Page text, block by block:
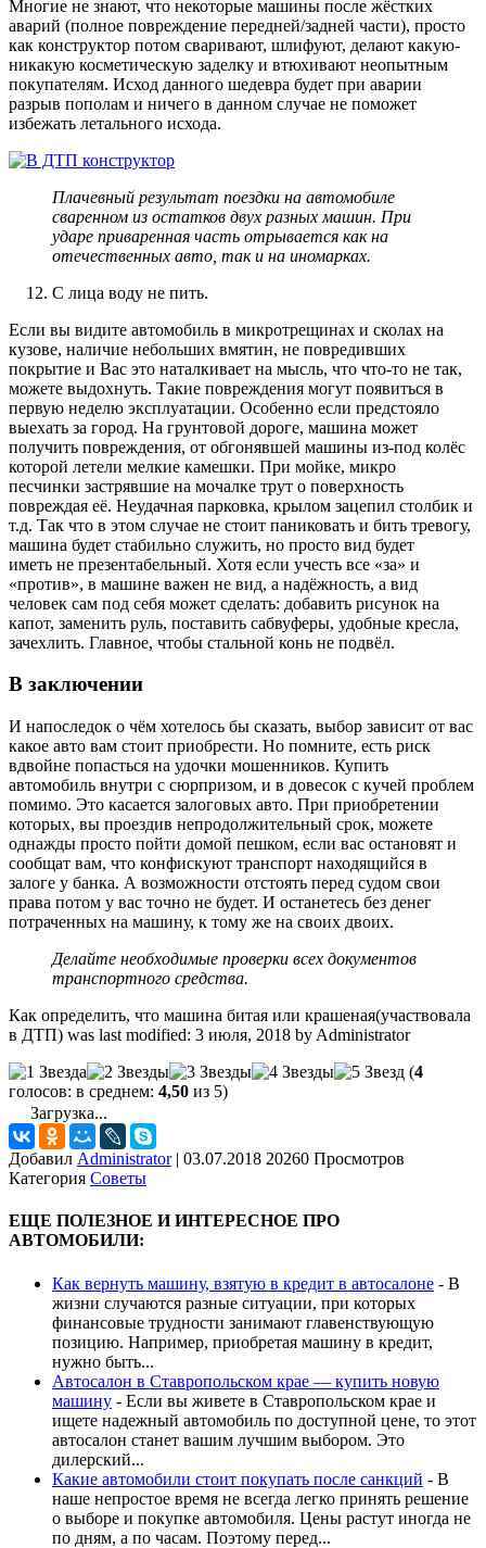
Многие не знают, что некоторые машины после жёстких
аварий (полное повреждение передней/задней части), просто
как конструктор потом сваривают, шлифуют, делают какую-
никакую косметическую заделку и втюхивают неопытным
покупателям. Исход данного шедевра будет при аварии
разрыв пополам и ничего в данном случае не поможет
избежать летального исхода.
Плачевный результат поездки на автомобиле
сваренном из остатков двух разных машин. При
ударе приваренная часть отрывается как на
отечественных авто, так и на иномарках.
С лица воду не пить.
Если вы видите автомобиль в микротрещинах и сколах на
кузове, наличие небольших вмятин, не повредивших
покрытие и Вас это наталкивает на мысль, что что-то не так,
можете выдохнуть. Такие повреждения могут появиться в
первую неделю эксплуатации. Особенно если предстояло
выехать за город. На грунтовой дороге, машина может
получить повреждения, от обгонявшей машины из-под колёс
которой летели мелкие камешки. При мойке, микро
песчинки застрявшие на мочалке трут о поверхность
повреждая её. Неудачная парковка, крылом зацепил столбик и
т.д. Так что в этом случае не стоит паниковать и бить тревогу,
машина будет стабильно служить, но просто вид будет
иметь не презентабельный. Хотя если учесть все «за» и
«против», в машине важен не вид, а надёжность, а вид
человек сам под себя может сделать: добавить рисунок на
капот, заменить руль, поставить сабвуферы, удобные кресла,
зачехлить. Главное, чтобы стальной конь не подвёл.
В заключении
И напоследок о чём хотелось бы сказать, выбор зависит от вас
какое авто вам стоит приобрести. Но помните, есть риск
вдвойне попасться на удочки мошенников. Купить
автомобиль внутри с сюрпризом, и в довесок с кучей проблем
помимо. Это касается залоговых авто. При приобретении
которых, вы проездив непродолжительный срок, можете
однажды просто пойти домой пешком, если вас остановят и
сообщат вам, что конфискуют транспорт находящийся в
залоге у банка. А возможности отстоять перед судом свои
права потом у вас точно не будет. И останетесь без денег
потраченных на машину, к тому же на своих двоих.
Делайте необходимые проверки всех документов
транспортного средства.
Как определить, что машина битая или крашеная(участвовала
в ДТП) was last modified: 3 июля, 2018 by Administrator
(4
голосов: в среднем: 4,50 из 5)
Загрузка...
Добавил Administrator | 03.07.2018 20260 Просмотров
Категория Советы
ЕЩЕ ПОЛЕЗНОЕ И ИНТЕРЕСНОЕ ПРО
АВТОМОБИЛИ:
Как вернуть машину, взятую в кредит в автосалоне - В
жизни случаются разные ситуации, при которых
финансовые трудности занимают главенствующую
позицию. Например, приобретая машину в кредит,
нужно быть...
Автосалон в Ставропольском крае — купить новую
машину - Если вы живете в Ставропольском крае и
ищете надежный автомобиль по доступной цене, то этот
автосалон станет вашим лучшим выбором. Это
дилерский...
Какие автомобили стоит покупать после санкций - В
наше непростое время не всегда легко принять решение
о выборе и покупке автомобиля. Цены растут иногда не
по дням, а по часам. Поэтому перед...